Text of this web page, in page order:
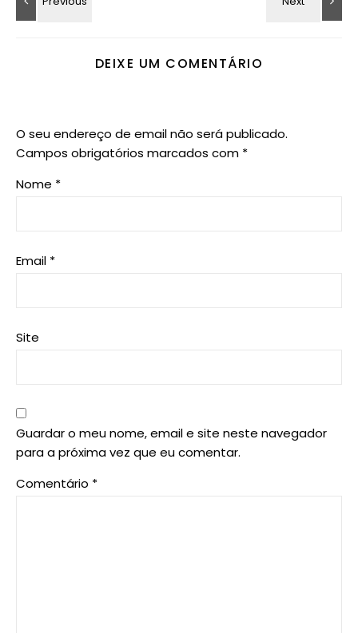
DEIXE UM COMENTÁRIO
O seu endereço de email não será publicado.
Campos obrigatórios marcados com *
Nome *
Email *
Site
Guardar o meu nome, email e site neste navegador
para a próxima vez que eu comentar.
Comentário *